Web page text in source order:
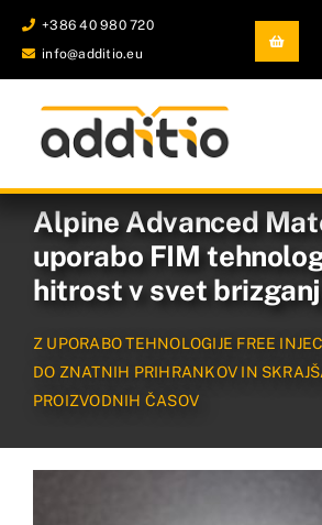
Skip
content
+386 40 980 720
info@additio.eu
Dodajni materiali
Predstavitev podjetja
Alpine Advanced
uporabo FIM
hitrost v svet
Z UPORABO TEHNOLOGIJE FREE
DO ZNATNIH PRIHRANKOV IN
PROIZVODNIH ČASOV